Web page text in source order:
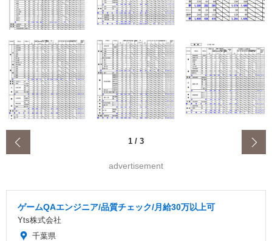
1 / 3
advertisement
ゲームQAエンジニア/品質チェック/月給30万以上可
Yts株式会社
千葉県